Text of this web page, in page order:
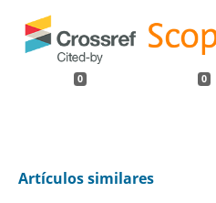
0 0
Artículos similares